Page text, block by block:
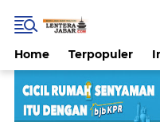
Home Terpopuler